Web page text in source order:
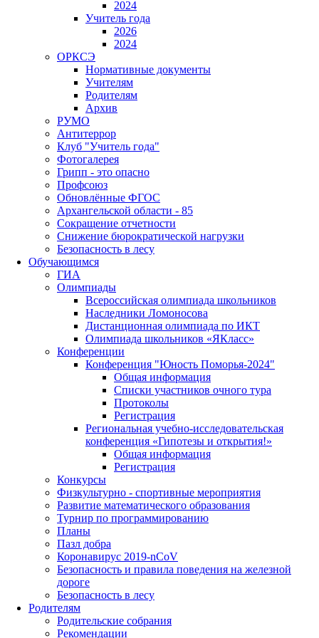
2024
Учитель года
2026
2024
ОРКСЭ
Нормативные документы
Учителям
Родителям
Архив
РУМО
Антитеррор
Клуб "Учитель года"
Фотогалерея
Грипп - это опасно
Профсоюз
Обновлённые ФГОС
Архангельской области - 85
Сокращение отчетности
Снижение бюрократической нагрузки
Безопасность в лесу
Обучающимся
ГИА
Олимпиады
Всероссийская олимпиада школьников
Наследники Ломоносова
Дистанционная олимпиада по ИКТ
Олимпиада школьников «ЯКласс»
Конференции
Конференция "Юность Поморья-2024"
Общая информация
Списки участников очного тура
Протоколы
Регистрация
Региональная учебно-исследовательская
конференция «Гипотезы и открытия!»
Общая информация
Регистрация
Конкурсы
Физкультурно - спортивные мероприятия
Развитие математического образования
Турнир по программированию
Планы
Пазл добра
Коронавирус 2019-nCoV
Безопасность и правила поведения на железной
дороге
Безопасность в лесу
Родителям
Родительские собрания
Рекомендации